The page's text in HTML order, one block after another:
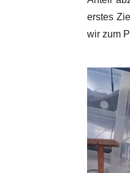
erstes
wir zum